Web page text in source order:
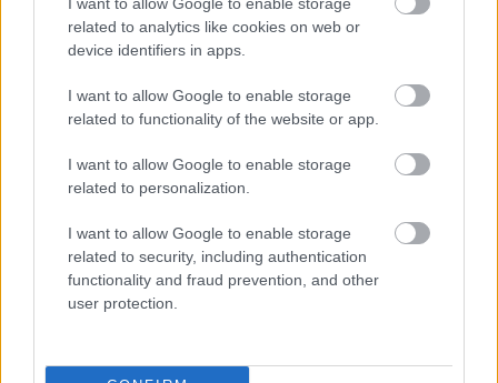
related to analytics like cookies on web or
device identifiers in apps.
I want to allow Google to enable storage
related to functionality of the website or app.
I want to allow Google to enable storage
related to personalization.
I want to allow Google to enable storage
related to security, including authentication
functionality and fraud prevention, and other
user protection.